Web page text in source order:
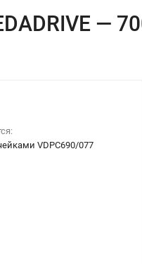
—
VDPC690/077